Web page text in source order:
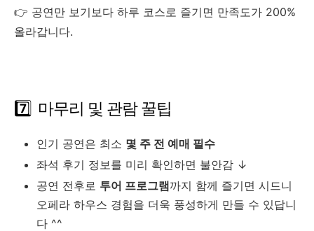
👉 공연만 보기보다 하루 코스로 즐기면 만족도가 200%
올라갑니다.
7️⃣ 마무리 및 관람 꿀팁
인기 공연은 최소 몇 주 전 예매 필수
좌석 후기 정보를 미리 확인하면 불안감 ↓
공연 전후로 투어 프로그램까지 함께 즐기면 시드니
오페라 하우스 경험을 더욱 풍성하게 만들 수 있답니
다 ^^